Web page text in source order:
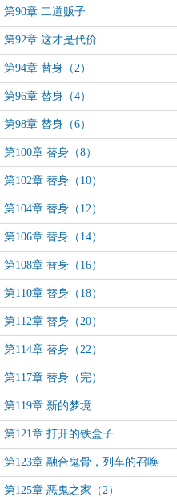
第90章 二道贩子
第92章 这才是代价
第94章 替身（2）
第96章 替身（4）
第98章 替身（6）
第100章 替身（8）
第102章 替身（10）
第104章 替身（12）
第106章 替身（14）
第108章 替身（16）
第110章 替身（18）
第112章 替身（20）
第114章 替身（22）
第117章 替身（完）
第119章 新的梦境
第121章 打开的铁盒子
第123章 融合鬼骨，列车的召唤
第125章 恶鬼之家（2）